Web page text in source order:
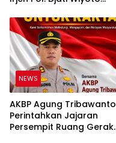
Ruang bagi Pelanggar
Hukum di Internal Polri
NEWS
AKBP Agung Tribawanto
Perintahkan Jajaran
Persempit Ruang Gerak